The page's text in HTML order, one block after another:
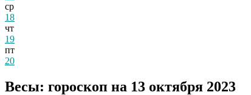
ср
18
чт
19
пт
20
Весы: гороскоп на 13 октября 2023